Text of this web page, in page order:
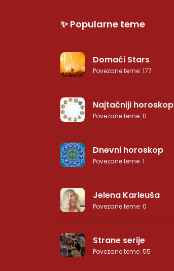
✨ Popularne teme
Domaći Stars
Povezane teme: 177
Najtačniji horoskop
Povezane teme: 0
Dnevni horoskop
Povezane teme: 1
Jelena Karleuša
Povezane teme: 0
Strane serije
Povezane teme: 55